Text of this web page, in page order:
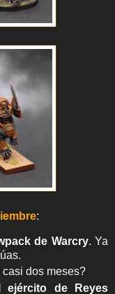
:
de Warcry. Ya
casi dos meses?
de Reyes